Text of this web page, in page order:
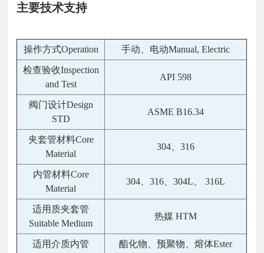
主要技术支持
操作方式Operation 手动、电动Manual, Electric
检查验收Inspection
and Test
API 598
阀门设计Design
STD
ASME B16.34
夹套管材料Core
Material
304、316
内管材料Core
Material
304、316、304L、 316L
适用质夹套管
Suitable Medium
热媒 HTM
适用介质内管
酯化物、预聚物、熔体Ester